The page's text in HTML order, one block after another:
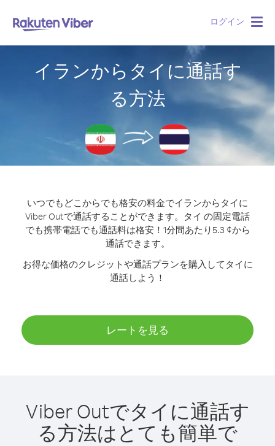
ログイン
イランからタイに通話す
る方法
いつでもどこからでも格安の料金でイランからタイに
Viber Outで通話することができます。
タイ の固定電話
でも携帯電話でも通話料は格安！1分間あたり5.3 ¢から
通話できます。
お得な価格のクレジットや通話プランを購入してタイに
通話しよう！
レートを見る
Viber Outでタイに通話す
る方法はとても簡単で